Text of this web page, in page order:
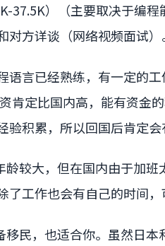
37.5K）（主要取决于编
方详谈（网络视频面试）
语言已经熟练，有一定的
肯定比国内高，能有资金
积累，所以回国后肯定会
较大，但在国内由于加
工作也会有自己的时间，
民，也适合你。虽然日